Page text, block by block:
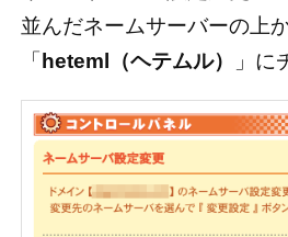
並んだネームサーバーの上
「 heteml（ヘテムル） 」に